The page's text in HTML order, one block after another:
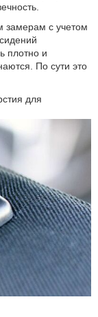
замерам с учетом
плотно и
По сути это
для